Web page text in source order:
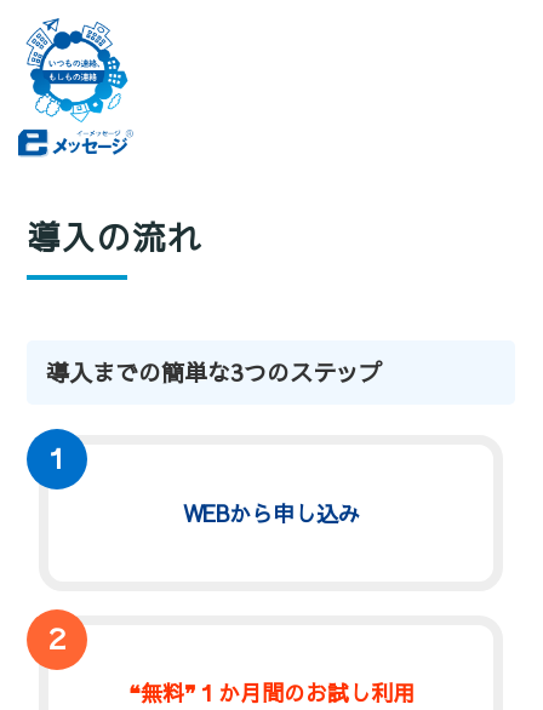
導入の流れ
導入までの簡単な3つのステップ
１
WEBから申し込み
２
❝無料❞１か月間のお試し利用